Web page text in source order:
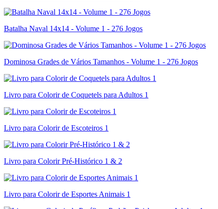
Batalha Naval 14x14 - Volume 1 - 276 Jogos
Dominosa Grades de Vários Tamanhos - Volume 1 - 276 Jogos
Livro para Colorir de Coquetels para Adultos 1
Livro para Colorir de Escoteiros 1
Livro para Colorir Pré-Histórico 1 & 2
Livro para Colorir de Esportes Animais 1